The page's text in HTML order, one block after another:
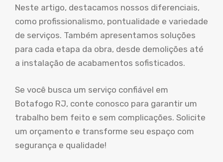
Neste artigo, destacamos nossos diferenciais,
como profissionalismo, pontualidade e variedade
de serviços. Também apresentamos soluções
para cada etapa da obra, desde demolições até
a instalação de acabamentos sofisticados.
Se você busca um serviço confiável em
Botafogo RJ, conte conosco para garantir um
trabalho bem feito e sem complicações. Solicite
um orçamento e transforme seu espaço com
segurança e qualidade!